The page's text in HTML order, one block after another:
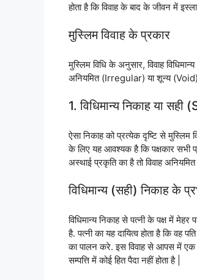
होता है कि विवाह के बाद के जीवन में
मुस्लिम विवाह के प्रकार
मुस्लिम विधि के अनुसार, विवाह
अनियमित (Irregular) या शून्य
1. विधिमान्य निकाह या सही
ऐसा निकाह को प्रत्येक दृष्टि से मुस्लिम
के लिए यह आवश्यक है कि पक्षकार सभी
अस्थाई प्रकृति का है तो विवाह अनियमित
विधिमान्य (सही) निकाह के
विधिमान्य निकाह से पत्नी के पक्ष में
है. पत्नी का यह दायित्व होता है कि वह
का पालन करे. इस विवाह से आपस में एक
सम्पत्ति में कोई हित पैदा नहीं होता है |